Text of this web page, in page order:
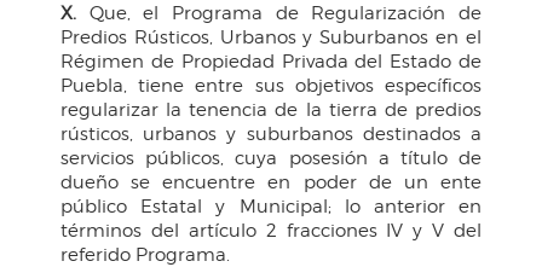
X. Que, el Programa de Regularización de
Predios Rústicos, Urbanos y Suburbanos en el
Régimen de Propiedad Privada del Estado de
Puebla, tiene entre sus objetivos específicos
regularizar la tenencia de la tierra de predios
rústicos, urbanos y suburbanos destinados a
servicios públicos, cuya posesión a título de
dueño se encuentre en poder de un ente
público Estatal y Municipal; lo anterior en
términos del artículo 2 fracciones IV y V del
referido Programa.